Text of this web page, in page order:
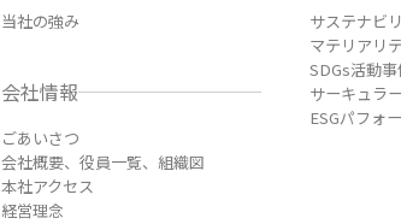
当社の強み
会社情報
ごあいさつ
会社概要、役員一覧、組織図
本社アクセス
経営理念
サステナビ
マテリアリ
SDGs活動事
サーキュラ
ESGパフォ